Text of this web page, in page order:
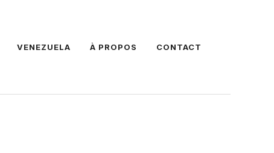
VENEZUELA À PROPOS CONTACT